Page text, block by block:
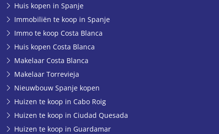
Huis kopen in Spanje
Immobiliën te koop in Spanje
Immo te koop Costa Blanca
Huis kopen Costa Blanca
Makelaar Costa Blanca
Makelaar Torrevieja
Nieuwbouw Spanje kopen
Huizen te koop in Cabo Roig
Huizen te koop in Ciudad Quesada
Huizen te koop in Guardamar